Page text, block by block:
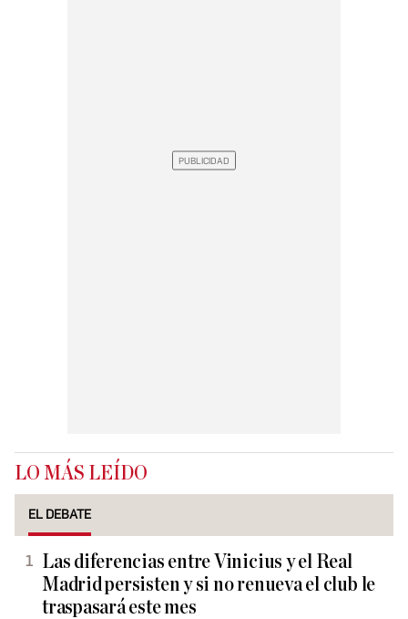
LO MÁS LEÍDO
EL DEBATE
Las diferencias entre Vinicius y el Real
Madrid persisten y si no renueva el club le
traspasará este mes